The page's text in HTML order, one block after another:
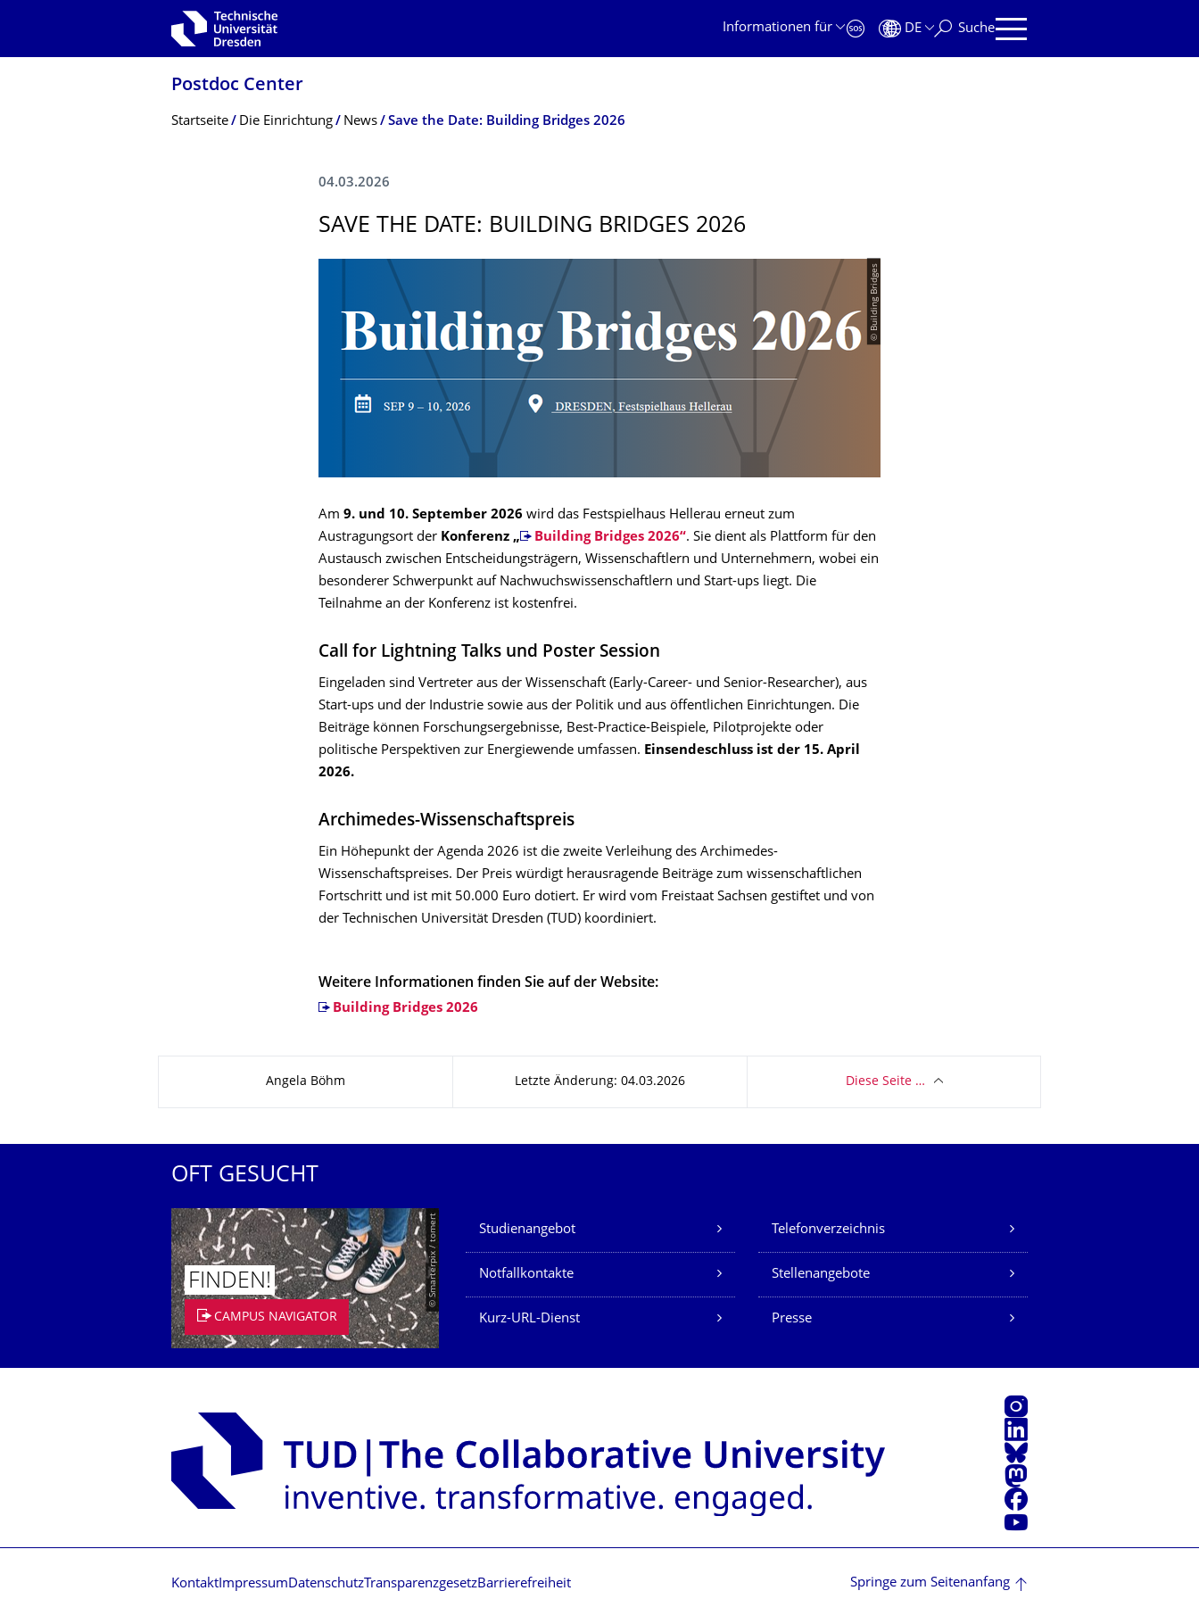
Zur Hauptnavigation springen
Informationen für
DE Suche
Postdoc Center
Breadcrumb-Menü
Startseite Die Einrichtung News Save the Date: Building Bridges 2026
04.03.2026
SAVE THE DATE: BUILDING BRIDGES 2026
© Building Bridges
Am 9. und 10. September 2026 wird das Festspielhaus Hellerau erneut zum
Austragungsort der Konferenz „ Building Bridges 2026“. Sie dient als Plattform für den
Austausch zwischen Entscheidungsträgern, Wissenschaftlern und Unternehmern, wobei ein
besonderer Schwerpunkt auf Nachwuchswissenschaftlern und Start-ups liegt. Die
Teilnahme an der Konferenz ist kostenfrei.
Call for Lightning Talks und Poster Session
Eingeladen sind Vertreter aus der Wissenschaft (Early-Career- und Senior-Researcher), aus
Start-ups und der Industrie sowie aus der Politik und aus öffentlichen Einrichtungen. Die
Beiträge können Forschungsergebnisse, Best-Practice-Beispiele, Pilotprojekte oder
politische Perspektiven zur Energiewende umfassen. Einsendeschluss ist der 15. April
2026.
Archimedes-Wissenschaftspreis
Ein Höhepunkt der Agenda 2026 ist die zweite Verleihung des Archimedes-
Wissenschaftspreises. Der Preis würdigt herausragende Beiträge zum wissenschaftlichen
Fortschritt und ist mit 50.000 Euro dotiert. Er wird vom Freistaat Sachsen gestiftet und von
der Technischen Universität Dresden (TUD) koordiniert.
Weitere Informationen finden Sie auf der Website:
Building Bridges 2026
Angela Böhm Letzte Änderung: 04.03.2026 Diese Seite …
OFT GESUCHT
© Smarterpix / tomert
FINDEN!
CAMPUS NAVIGATOR
Unsere Dienste
Studienangebot Telefonverzeichnis
Notfallkontakte Stellenangebote
Kurz-URL-Dienst Presse
Instagram
LinkedIn
Bluesky
Mastodon
Facebook
Youtube
Kontakt Impressum DatenschutzTransparenzgesetzBarrierefreiheit Springe zum Seitenanfang